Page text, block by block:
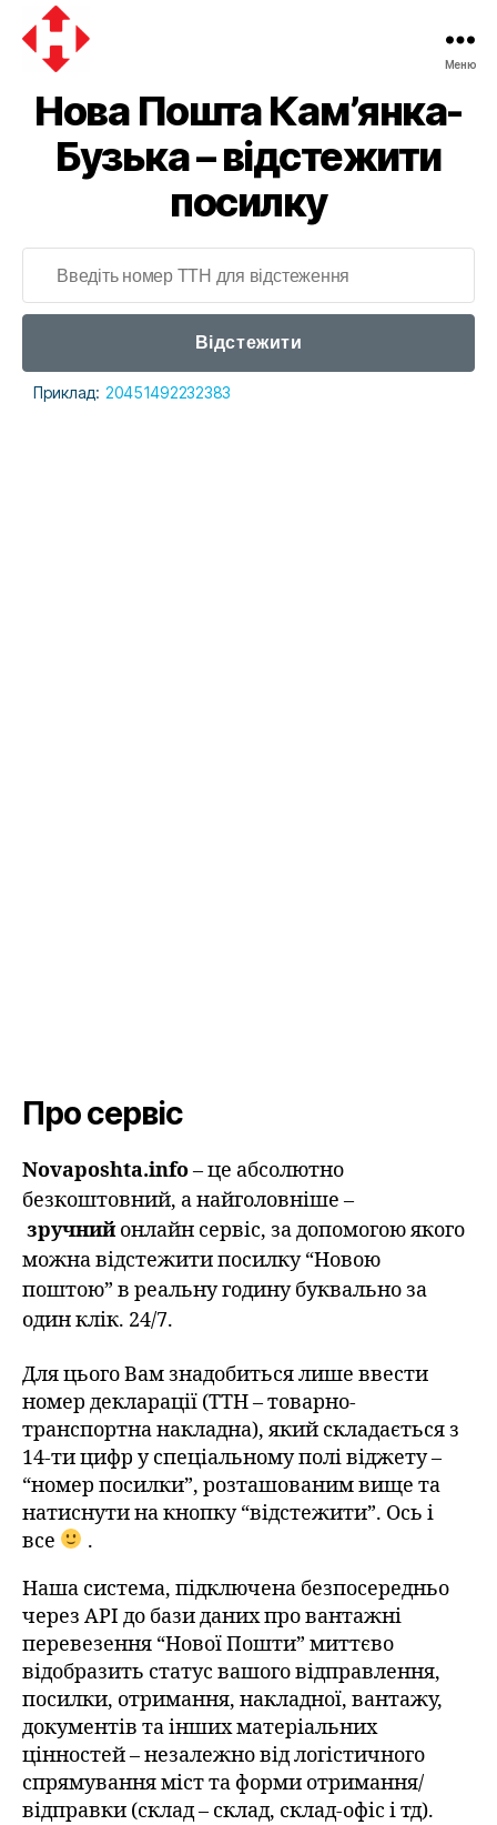
Меню
Нова Пошта Кам’янка-
Бузька – відстежити
посилку
Відстежити
Приклад: 20451492232383
Про сервіс
Novaposhta.info– це абсолютно
безкоштовний, а найголовніше –
зручнийонлайн сервіс, за допомогою якого
можна відстежити посилку “Новою
поштою” в реальну годину буквально за
один клік. 24/7.
Для цього Вам знадобиться лише ввести
номер декларації (ТТН – товарно-
транспортна накладна), який складається з
14-ти цифр у спеціальному полі віджету –
“номер посилки”, розташованим вище та
натиснути на кнопку “відстежити”. Ось і
все
.
Наша система, підключена безпосередньо
через API до бази даних про вантажні
перевезення “Нової Пошти” миттєво
відобразить статус вашого відправлення,
посилки, отримання, накладної, вантажу,
документів та інших матеріальних
цінностей – незалежно від логістичного
спрямування міст та форми отримання/
відправки (склад – склад, склад-офіс і тд).